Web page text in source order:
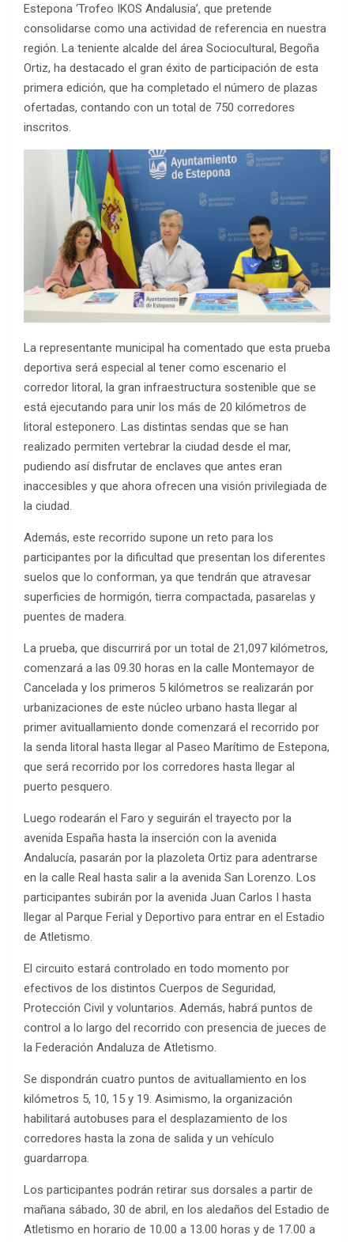
Estepona ‘Trofeo IKOS Andalusia’, que pretende
consolidarse como una actividad de referencia en nuestra
región. La teniente alcalde del área Sociocultural, Begoña
Ortiz, ha destacado el gran éxito de participación de esta
primera edición, que ha completado el número de plazas
ofertadas, contando con un total de 750 corredores
inscritos.
La representante municipal ha comentado que esta prueba
deportiva será especial al tener como escenario el
corredor litoral, la gran infraestructura sostenible que se
está ejecutando para unir los más de 20 kilómetros de
litoral esteponero. Las distintas sendas que se han
realizado permiten vertebrar la ciudad desde el mar,
pudiendo así disfrutar de enclaves que antes eran
inaccesibles y que ahora ofrecen una visión privilegiada de
la ciudad.
Además, este recorrido supone un reto para los
participantes por la dificultad que presentan los diferentes
suelos que lo conforman, ya que tendrán que atravesar
superficies de hormigón, tierra compactada, pasarelas y
puentes de madera.
La prueba, que discurrirá por un total de 21,097 kilómetros,
comenzará a las 09.30 horas en la calle Montemayor de
Cancelada y los primeros 5 kilómetros se realizarán por
urbanizaciones de este núcleo urbano hasta llegar al
primer avituallamiento donde comenzará el recorrido por
la senda litoral hasta llegar al Paseo Marítimo de Estepona,
que será recorrido por los corredores hasta llegar al
puerto pesquero.
Luego rodearán el Faro y seguirán el trayecto por la
avenida España hasta la inserción con la avenida
Andalucía, pasarán por la plazoleta Ortiz para adentrarse
en la calle Real hasta salir a la avenida San Lorenzo. Los
participantes subirán por la avenida Juan Carlos I hasta
llegar al Parque Ferial y Deportivo para entrar en el Estadio
de Atletismo.
El circuito estará controlado en todo momento por
efectivos de los distintos Cuerpos de Seguridad,
Protección Civil y voluntarios. Además, habrá puntos de
control a lo largo del recorrido con presencia de jueces de
la Federación Andaluza de Atletismo.
Se dispondrán cuatro puntos de avituallamiento en los
kilómetros 5, 10, 15 y 19. Asimismo, la organización
habilitará autobuses para el desplazamiento de los
corredores hasta la zona de salida y un vehículo
guardarropa.
Los participantes podrán retirar sus dorsales a partir de
mañana sábado, 30 de abril, en los aledaños del Estadio de
Atletismo en horario de 10.00 a 13.00 horas y de 17.00 a